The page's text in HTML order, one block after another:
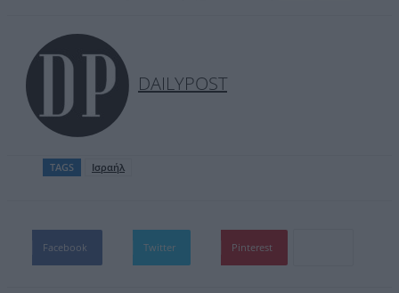
DAILYPOST
TAGS Ισραήλ
Facebook Twitter Pinterest